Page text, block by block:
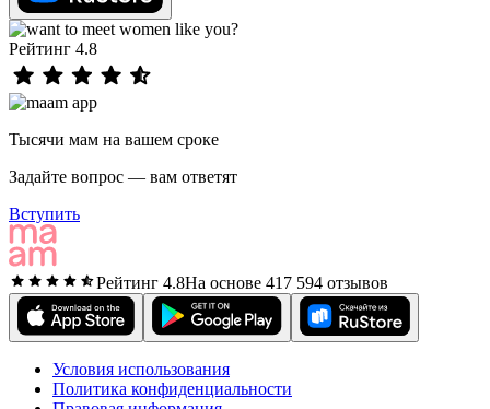
Рейтинг 4.8
Тысячи мам на вашем сроке
Задайте вопрос — вам ответят
Вступить
Рейтинг 4.8На основе 417 594 отзывов
Условия использования
Политика конфиденциальности